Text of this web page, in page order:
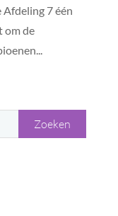
7 één
om de